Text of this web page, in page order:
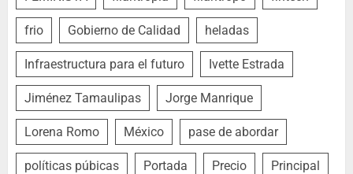
frio Gobierno de Calidad heladas
Infraestructura para el futuro Ivette Estrada
Jiménez Tamaulipas Jorge Manrique
Lorena Romo México pase de abordar
políticas púbicas Portada Precio Principal